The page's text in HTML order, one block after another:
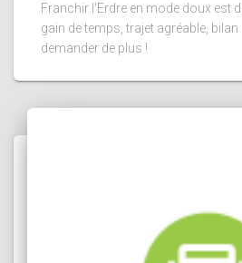
Franchir l'Erdre en mode doux est
gain de temps, trajet agréable,
demander de plus !